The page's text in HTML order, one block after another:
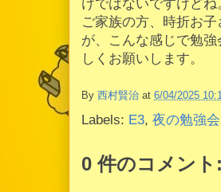
けではないですけど
ご家族の方、時折お
が、こんな感じで勉
しくお願いします。
By 西村賢治 at 6/04/2025
Labels: E3, 夜の勉強会
0 件のコメント: